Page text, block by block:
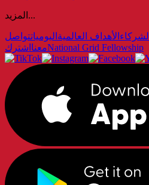
المزيد...
الشركاء الأهداف العالمية اليومياتتواصل
معنا اشترك National Grid Fellowship